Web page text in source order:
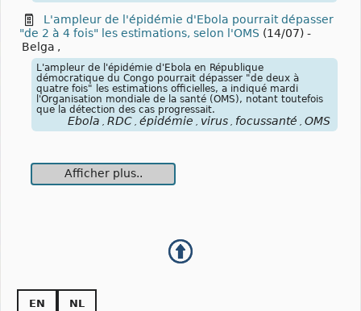
L'ampleur de l'épidémie d'Ebola pourrait dépasser
"de 2 à 4 fois" les estimations, selon l'OMS (14/07) -
Belga ,
L'ampleur de l'épidémie d'Ebola en République
démocratique du Congo pourrait dépasser "de deux à
quatre fois" les estimations officielles, a indiqué mardi
l'Organisation mondiale de la santé (OMS), notant toutefois
que la détection des cas progressait.
Ebola RDC épidémie virus focussanté OMS
Afficher plus..
EN NL